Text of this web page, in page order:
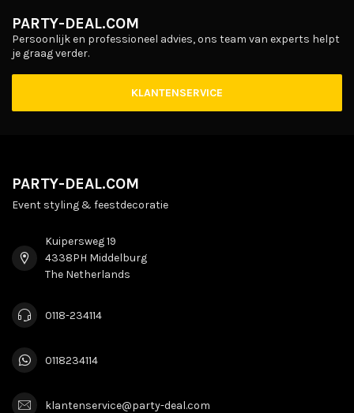
PARTY-DEAL.COM
Persoonlijk en professioneel advies, ons team van experts helpt
je graag verder.
KLANTENSERVICE
PARTY-DEAL.COM
Event styling & feestdecoratie
Kuipersweg 19
4338PH Middelburg
The Netherlands
0118-234114
0118234114
klantenservice@party-deal.com